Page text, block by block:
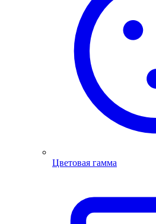
Цветовая гамма